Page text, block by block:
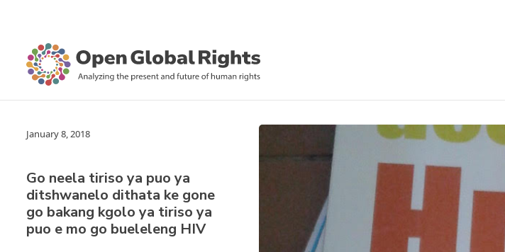
January 8, 2018
Go neela tiriso ya puo ya
ditshwanelo dithata ke gone
go bakang kgolo ya tiriso ya
puo e mo go bueleleng HIV